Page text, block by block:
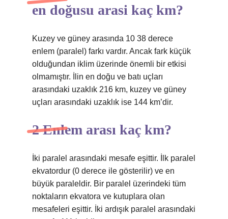
en doğusu arasi kaç km?
Kuzey ve güney arasında 10 38 derece
enlem (paralel) farkı vardır. Ancak fark küçük
olduğundan iklim üzerinde önemli bir etkisi
olmamıştır. İlin en doğu ve batı uçları
arasındaki uzaklık 216 km, kuzey ve güney
uçları arasındaki uzaklık ise 144 km’dir.
2 Enlem arası kaç km?
İki paralel arasındaki mesafe eşittir. İlk paralel
ekvatordur (0 derece ile gösterilir) ve en
büyük paraleldir. Bir paralel üzerindeki tüm
noktaların ekvatora ve kutuplara olan
mesafeleri eşittir. İki ardışık paralel arasındaki